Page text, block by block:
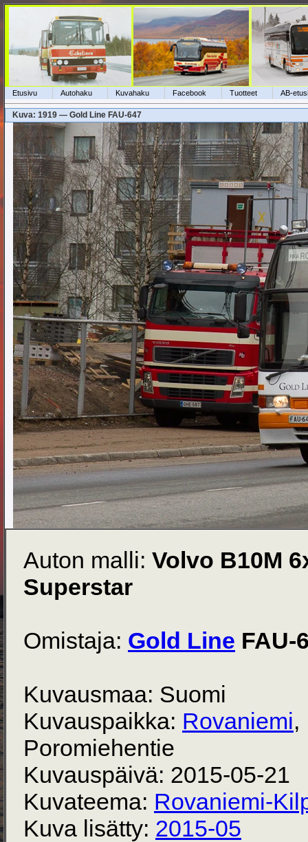
Etusivu Autohaku Kuvahaku Facebook Tuotteet AB-
Kuva: 1919 — Gold Line FAU-647
Auton malli: Volvo B10M
Superstar
Omistaja: Gold Line FAU-
Kuvausmaa: Suomi
Kuvauspaikka: Rovaniemi,
Poromiehentie
Kuvauspäivä: 2015-05-21
Kuvateema: Rovaniemi-
Kuva lisätty: 2015-05